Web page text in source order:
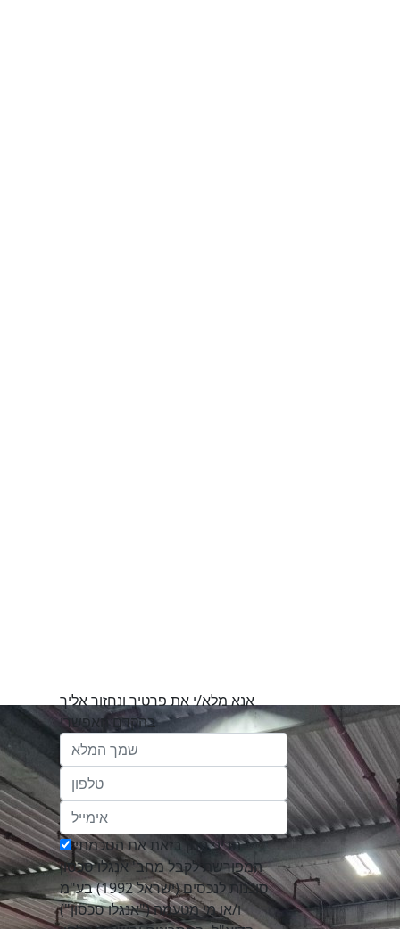
אנא מלא/י את פרטיך ונחזור אליך
בהקדם האפשרי
הריני נותן בזאת את הסכמתי
המפורשת לקבל מחב' אנגלו סכסון
סוכנות לנכסים (ישראל 1992) בע"מ
ו/או מי מטעמה ("אנגלו סכסון")